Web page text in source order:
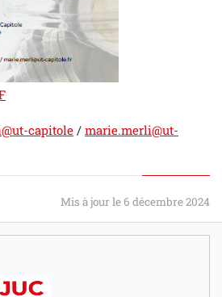
capitole / marie.merli@ut-
Mis à jour le 6 décembre 2024